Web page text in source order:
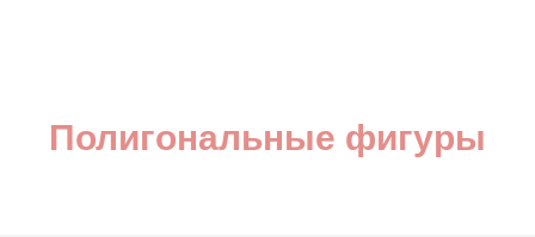
Полигональные фигуры